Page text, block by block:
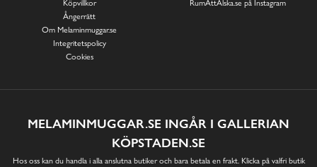
Köpvillkor
Ångerrätt
Om Melaminmuggar.se
Integritetspolicy
Cookies
RumAttÄlska.se på Instagram
MELAMINMUGGAR.SE INGÅR I GALLERIAN
KÖPSTADEN.SE
Hos oss kan du handla i alla anslutna butiker och bara betala en frakt. Klicka på valfri butik